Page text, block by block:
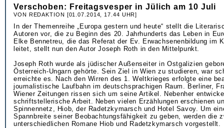
Verschoben: Freitagsvesper in Jülich am 10 Juli
VON REDAKTION [01.07.2014, 17.44 UHR]
In der Themenreihe „Europa gestern und heute“ stellt die
Autoren vor, die zu Beginn des 20. Jahrhunderts das Leben in
Elke Bennetreu, die das Referat der Ev. Erwachsenenbildung im
leitet, stellt nun den Autor Joseph Roth in den Mittelpunkt.
Joseph Roth wurde als jüdischer Außenseiter in Ostgalizien
Österreich-Ungarn gehörte. Sein Ziel in Wien zu studieren, war
erreichte es. Nach den Wirren des 1. Weltkrieges erfolgte eine
journalistische Laufbahn im deutschsprachigen Raum. Berliner,
Wiener Zeitungen rissen sich um seine Artikel. Nebenher
schriftstellerische Arbeit. Neben vielen Erzählungen erschienen
Spinnennetz, Hiob, der Radetzkymarsch und Hotel Savoy. Um
Spannbreite seiner Beobachtungsfähigkeit zu geben, werden die
unterschiedlichen Romane Hiob und Radetzkymarsch vorgestellt.